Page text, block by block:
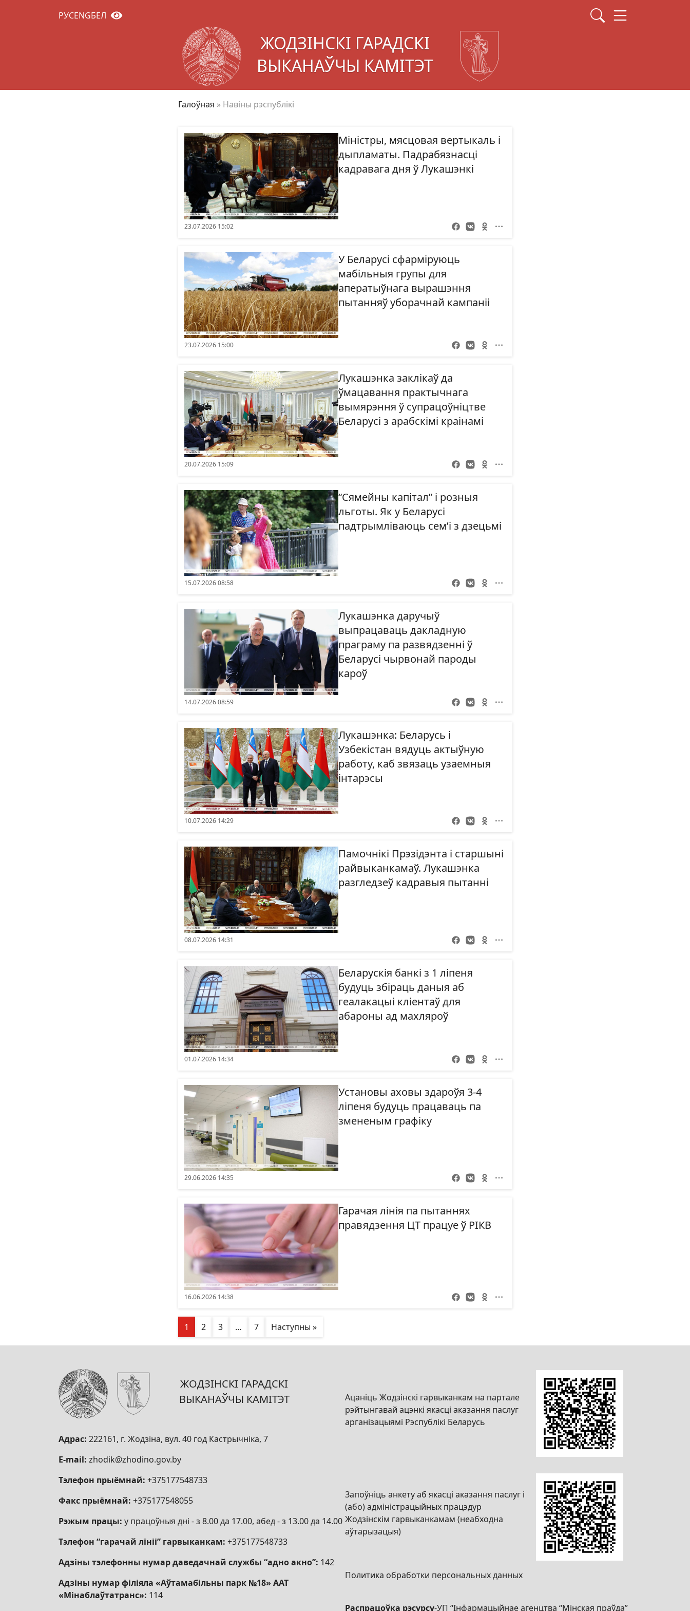
РУСENGБЕЛ
ЖОДЗІНСКІ ГАРАДСКІ
ВЫКАНАЎЧЫ КАМІТЭТ
Галоўная » Навіны рэспублікі
Міністры, мясцовая вертыкаль і
дыпламаты. Падрабязнасці
кадравага дня ў Лукашэнкі
23.07.2026 15:02
У Беларусі сфарміруюць
мабільныя групы для
аператыўнага вырашэння
пытанняў уборачнай кампаніі
23.07.2026 15:00
Лукашэнка заклікаў да
ўмацавання практычнага
вымярэння ў супрацоўніцтве
Беларусі з арабскімі краінамі
20.07.2026 15:09
“Сямейны капітал” і розныя
льготы. Як у Беларусі
падтрымліваюць сем’і з дзецьмі
15.07.2026 08:58
Лукашэнка даручыў
выпрацаваць дакладную
праграму па развядзенні ў
Беларусі чырвонай пароды
кароў
14.07.2026 08:59
Лукашэнка: Беларусь і
Узбекістан вядуць актыўную
работу, каб звязаць узаемныя
інтарэсы
10.07.2026 14:29
Памочнікі Прэзідэнта і старшыні
райвыканкамаў. Лукашэнка
разгледзеў кадравыя пытанні
08.07.2026 14:31
Беларускія банкі з 1 ліпеня
будуць збіраць даныя аб
геалакацыі кліентаў для
абароны ад махляроў
01.07.2026 14:34
Установы аховы здароўя 3-4
ліпеня будуць працаваць па
змененым графіку
29.06.2026 14:35
Гарачая лінія па пытаннях
правядзення ЦТ працуе ў РІКВ
16.06.2026 14:38
1 2 3 … 7 Наступны »
ЖОДЗІНСКІ ГАРАДСКІ
ВЫКАНАЎЧЫ КАМІТЭТ
Адрас: 222161, г. Жодзіна, вул. 40 год Кастрычніка, 7
E-mail: zhodik@zhodino.gov.by
Тэлефон прыёмнай: +375177548733
Факс прыёмнай: +375177548055
Рэжым працы: у працоўныя дні - з 8.00 да 17.00, абед - з 13.00 да 14.00
Тэлефон “гарачай лініі” гарвыканкам: +375177548733
Адзіны тэлефонны нумар даведачнай службы “адно акно”: 142
Адзіны нумар філіяла «Аўтамабільны парк №18» ААТ
«Мінаблаўтатранс»: 114
Ацаніць Жодзінскі гарвыканкам на партале
рэйтынгавай ацэнкі якасці аказання паслуг
арганізацыямі Рэспублікі Беларусь
Запоўніць анкету аб якасці аказання паслуг і
(або) адміністрацыйных працэдур
Жодзінскім гарвыканкамам (неабходна
аўтарызацыя)
Политика обработки персональных данных
Распрацоўка рэсурсу-УП “Інфармацыйнае агенцтва “Мінская праўда”